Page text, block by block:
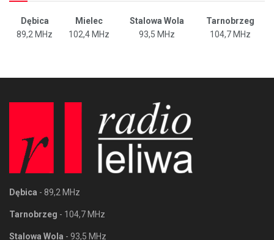
Dębica Mielec Stalowa Wola
Tarnobrzeg
89,2 MHz
102,4 MHz 93,5 MHz 104,7 MHz
Dębica - 89,2 MHz
Tarnobrzeg - 104,7 MHz
Stalowa Wola - 93,5 MHz